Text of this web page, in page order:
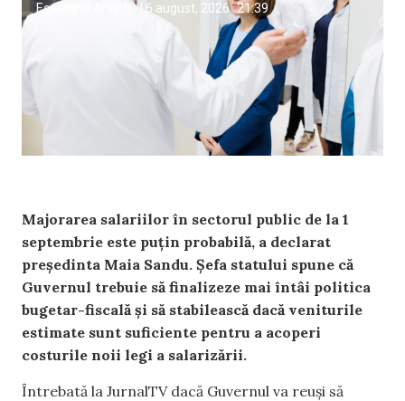
Ecaterina Arvintii 6 august, 2026 21:39
Majorarea salariilor în sectorul public de la 1
septembrie este puțin probabilă, a declarat
președinta Maia Sandu. Șefa statului spune că
Guvernul trebuie să finalizeze mai întâi politica
bugetar-fiscală și să stabilească dacă veniturile
estimate sunt suficiente pentru a acoperi
costurile noii legi a salarizării.
Întrebată la JurnalTV dacă Guvernul va reuși să